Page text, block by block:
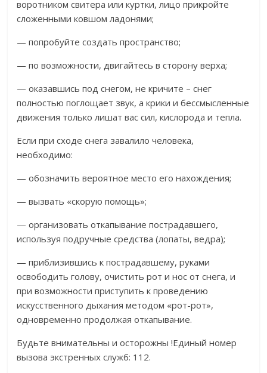
воротником свитера или куртки, лицо прикройте
сложенными ковшом ладонями;
— попробуйте создать пространство;
— по возможности, двигайтесь в сторону верха;
— оказавшись под снегом, не кричите – снег
полностью поглощает звук, а крики и бессмысленные
движения только лишат вас сил, кислорода и тепла.
Если при сходе снега завалило человека,
необходимо:
— обозначить вероятное место его нахождения;
— вызвать «скорую помощь»;
— организовать откапывание пострадавшего,
используя подручные средства (лопаты, ведра);
— приблизившись к пострадавшему, руками
освободить голову, очистить рот и нос от снега, и
при возможности приступить к проведению
искусственного дыхания методом «рот-рот»,
одновременно продолжая откапывание.
Будьте внимательны и осторожны !Единый номер
вызова экстренных служб: 112.